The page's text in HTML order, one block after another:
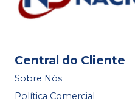
Central do Cliente
Sobre Nós
Política Comercial